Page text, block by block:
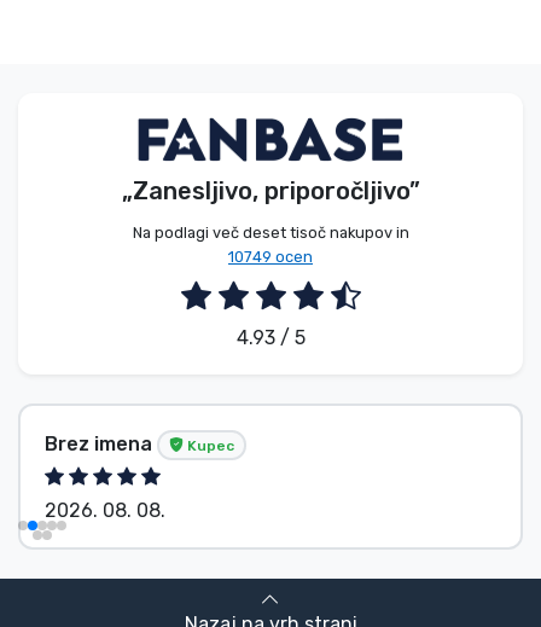
„Zanesljivo, priporočljivo”
Na podlagi več deset tisoč nakupov in
10749 ocen
4.93 / 5
Brez imena Kupec
2026. 08. 08.
Blagovne znamke